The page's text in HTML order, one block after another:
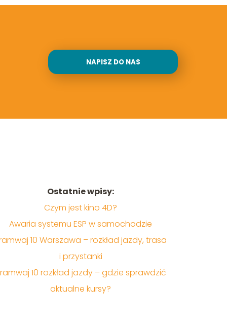
NAPISZ DO NAS
Ostatnie wpisy:
Czym jest kino 4D?
Awaria systemu ESP w samochodzie
10 Warszawa – rozkład jazdy, trasa
i przystanki
10 rozkład jazdy – gdzie sprawdzić
aktualne kursy?